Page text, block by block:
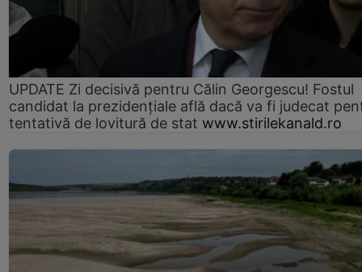
UPDATE Zi decisivă pentru Călin Georgescu! Fostul
candidat la prezidențiale află dacă va fi judecat
tentativă de lovitură de stat www.stirilekanald.ro